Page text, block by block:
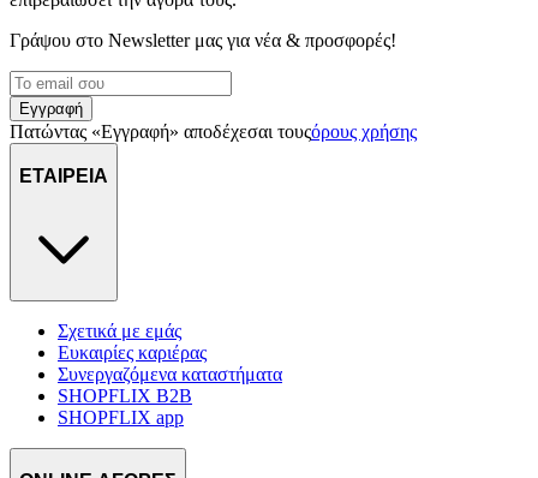
πληροφορίες σχετικά με την από μέρους σας χρήση της
τοποθεσίας μας στους συνεργάτες μέσων κοινωνικής
δικτύωσης, διαφημίσεων και ανάλυσης.
Γράψου στο Νewsletter μας για νέα & προσφορές!
Εγγραφή
Πατώντας «Εγγραφή» αποδέχεσαι τουςόρους χρήσης
ΕΤΑΙΡΕΙΑ
Σχετικά με εμάς
Ευκαιρίες καριέρας
Συνεργαζόμενα καταστήματα
SHOPFLIX B2B
SHOPFLIX app